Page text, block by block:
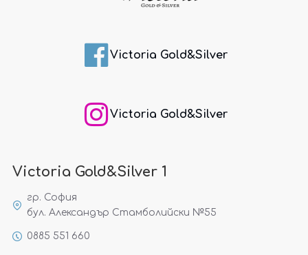
Victoria Gold&Silver
Victoria Gold&Silver
Victoria Gold&Silver 1
гр. София
бул. Александър Стамболийски №55
0885 551 660